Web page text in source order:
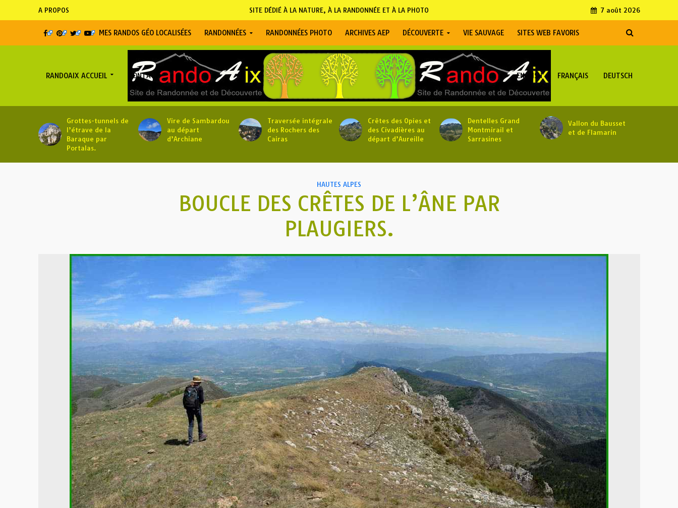
A PROPOS 7 août 2026
SITE DÉDIÉ À LA NATURE, À LA RANDONNÉE ET À LA PHOTO
MES RANDOS GÉO LOCALISÉES RANDONNÉES RANDONNÉES PHOTO ARCHIVES AEP DÉCOUVERTE VIE SAUVAGE SITES WEB FAVORIS
RANDOAIX ACCUEIL CONTACT ENGLISH FRANÇAIS DEUTSCH
Grottes-tunnels de
l’étrave de la
Baraque par
Portalas.
Vire de Sambardou
au départ
d’Archiane
Traversée intégrale
des Rochers des
Cairas
Crêtes des Opies et
des Civadières au
départ d’Aureille
Dentelles Grand
Montmirail et
Sarrasines
Vallon du Bausset
et de Flamarin
HAUTES ALPES
BOUCLE DES CRÊTES DE L’ÂNE PAR
PLAUGIERS.